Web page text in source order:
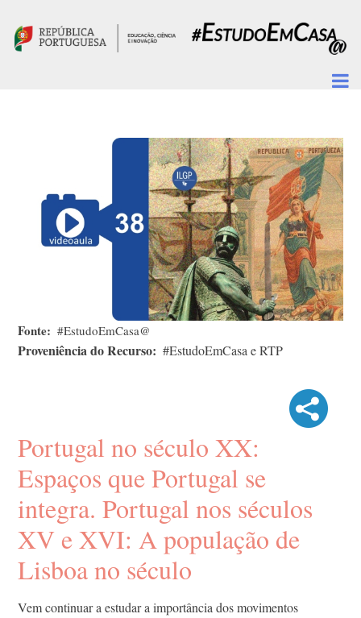
Fonte #EstudoEmCasa@
Proveniência do Recurso #EstudoEmCasa e RTP
Portugal no século XX:
Espaços que Portugal se
integra. Portugal nos séculos
XV e XVI: A população de
Lisboa no século
Vem continuar a estudar a importância dos movimentos